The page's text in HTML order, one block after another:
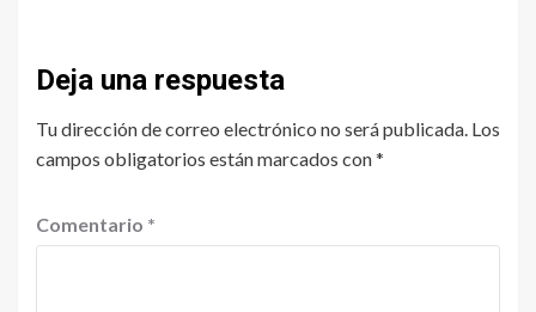
Deja una respuesta
Tu dirección de correo electrónico no será publicada. Los
campos obligatorios están marcados con*
Comentario *